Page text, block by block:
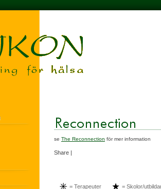
se The Reconnection för mer information
Share |
= Terapeuter = Skolor/